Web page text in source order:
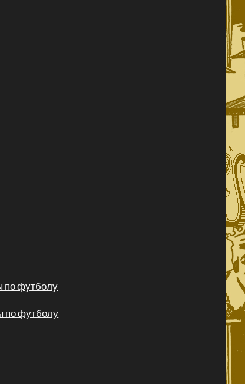
по футболу
по футболу